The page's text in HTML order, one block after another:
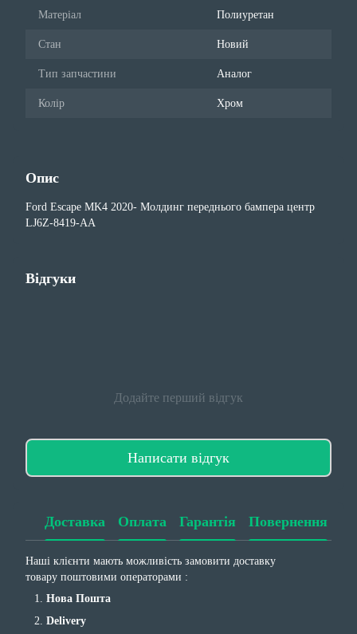
Матеріал Полиуретан
Стан Новий
Тип запчастини Аналог
Колір Хром
Опис
Ford Escape MK4 2020- Молдинг переднього бампера центр
LJ6Z-8419-AA
Відгуки
Додайте перший відгук
Написати відгук
Доставка Оплата Гарантія Повернення
Наші клієнти мають можливість замовити доставку
товару поштовими операторами :
Нова Пошта
Delivery